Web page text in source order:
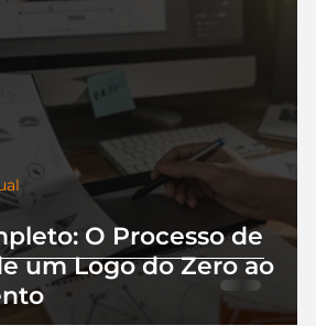
O Processo de
um Logo do Zero ao